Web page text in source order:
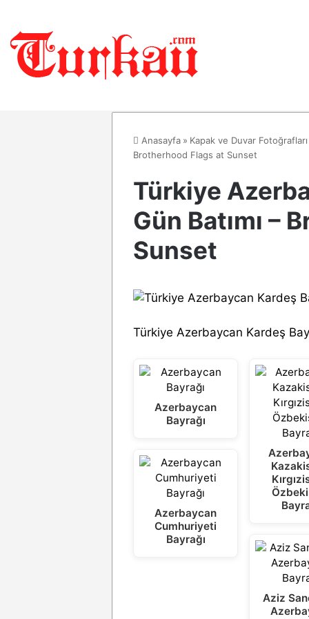
Anasayfa » Kapak ve Duvar Fotoğrafları
Brotherhood Flags at Sunset
Türkiye
Gün Batımı –
Sunset
Türkiye Azerbaycan Kardeş
Azerbaycan
Bayrağı
Azerbaycan
Cumhuriyeti
Bayrağı
Aziz